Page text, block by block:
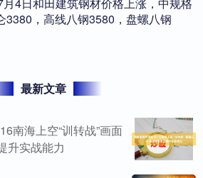
4日和田建筑钢材价格上涨，中规格
3380，高线八钢3580，盘螺八钢
最新文章
南海上空“训转战”画面
升实战能力